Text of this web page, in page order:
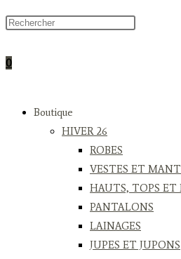
0
Boutique
HIVER 26
ROBES
VESTES ET
HAUTS, TOPS ET
PANTALONS
LAINAGES
JUPES ET JUPONS